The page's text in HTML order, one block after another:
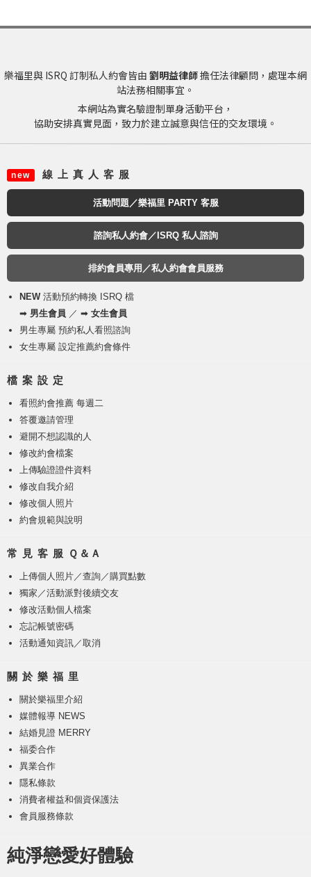
樂福里與 ISRQ 訂制私人約會皆由 劉明益律師擔任法律顧問，處理本網
站法務相關事宜。
本網站為實名驗證制單身活動平台，
協助安排真實見面，致力於建立誠意與信任的交友環境。
new 線 上 真 人 客 服
活動問題／樂福里 PARTY 客服
諮詢私人約會／ISRQ 私人諮詢
排約會員專用／私人約會會員服務
NEW活動預約轉換 ISRQ 檔
➡ 男生會員 ／ ➡ 女生會員
男生專屬 預約私人看照諮詢
女生專屬 設定推薦約會條件
檔 案 設 定
看照約會推薦 每週二
答覆邀請管理
避開不想認識的人
修改約會檔案
上傳驗證證件資料
修改自我介紹
修改個人照片
約會規範與說明
常 見 客 服 Ｑ＆Ａ
上傳個人照片／查詢／購買點數
獨家／活動派對後續交友
修改活動個人檔案
忘記帳號密碼
活動通知資訊／取消
關 於 樂 福 里
關於樂福里介紹
媒體報導 NEWS
結婚見證 MERRY
福委合作
異業合作
隱私條款
消費者權益和個資保護法
會員服務條款
純淨戀愛好體驗